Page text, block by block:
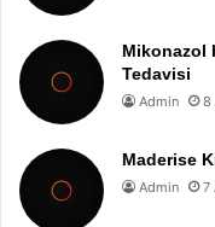
Mikonazol
Tedavisi
Admin 8
Maderise
Admin 7